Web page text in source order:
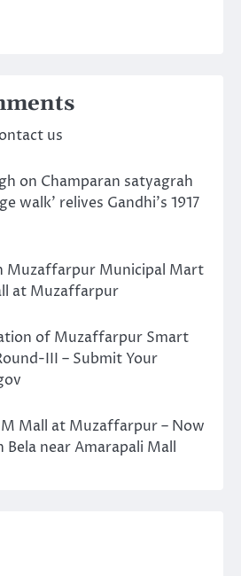
us
on Champaran satyagrah
walk’ relives Gandhi’s 1917
Muzaffarpur Municipal Mart
at Muzaffarpur
of Muzaffarpur Smart
III – Submit Your
Mall at Muzaffarpur – Now
Bela near Amarapali Mall